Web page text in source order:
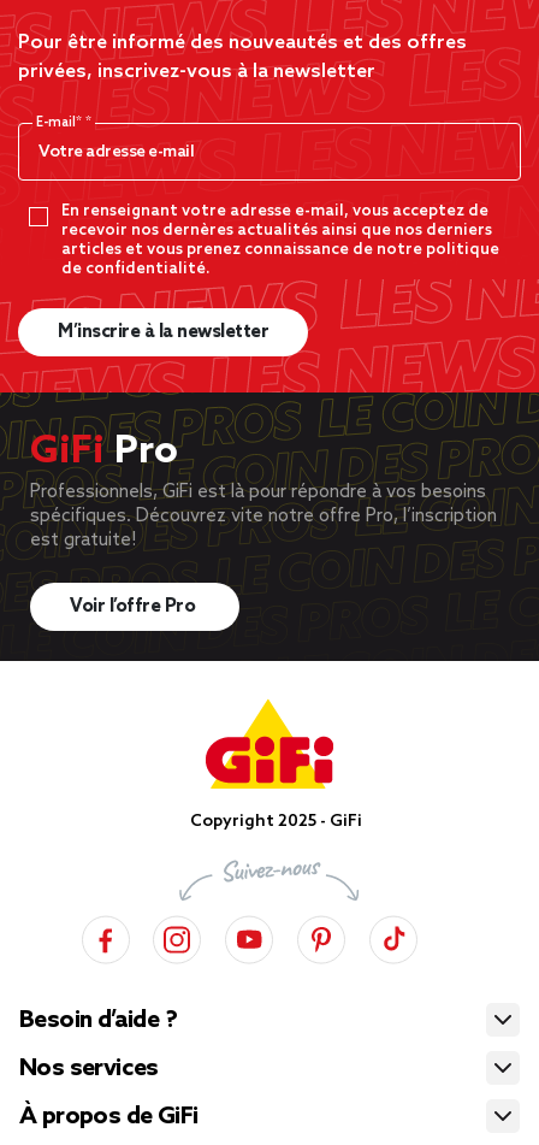
Pour être informé des nouveautés et des offres
privées, inscrivez-vous à la newsletter
E-mail*
En renseignant votre adresse e-mail, vous acceptez de
recevoir nos dernères actualités ainsi que nos derniers
articles et vous prenez connaissance de notre politique
de confidentialité.
M’inscrire à la newsletter
GiFiPro
Professionnels, GiFi est là pour répondre à vos besoins
spécifiques. Découvrez vite notre offre Pro, l’inscription
est gratuite!
Voir l’offre Pro
Copyright 2025 - GiFi
Besoin d’aide ?
Nos services
À propos de GiFi